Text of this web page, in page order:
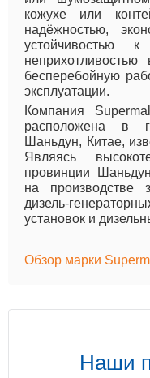
кожухе или
надёжностью,
устойчивостью
неприхотливостью
бесперебойную
эксплуатации.
Компания
расположена в
Шаньдун, Китае,
Являясь
провинции
на производстве
дизель-
установок и
Обзор марки
Наши